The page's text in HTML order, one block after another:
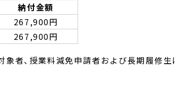
納付金額
267,900円
267,900円
者、授業料減免申請者および長期履修生